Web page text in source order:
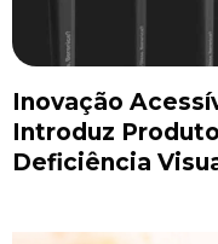
Inovação
Introduz
Deficiência